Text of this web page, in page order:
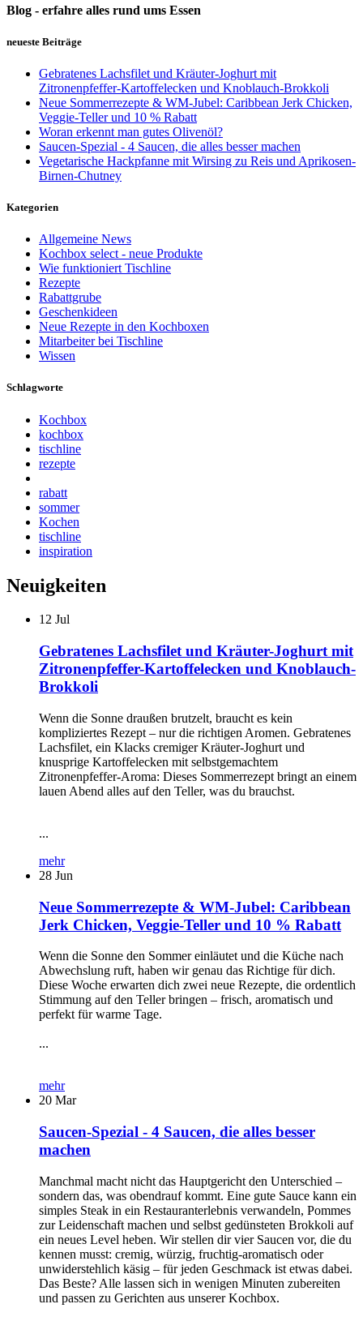
Blog - erfahre alles rund ums Essen
neueste Beiträge
Gebratenes Lachsfilet und Kräuter-Joghurt mit
Zitronenpfeffer-Kartoffelecken und Knoblauch-Brokkoli
Neue Sommerrezepte & WM-Jubel: Caribbean Jerk Chicken,
Veggie-Teller und 10 % Rabatt
Woran erkennt man gutes Olivenöl?
Saucen-Spezial - 4 Saucen, die alles besser machen
Vegetarische Hackpfanne mit Wirsing zu Reis und Aprikosen-
Birnen-Chutney
Kategorien
Allgemeine News
Kochbox select - neue Produkte
Wie funktioniert Tischline
Rezepte
Rabattgrube
Geschenkideen
Neue Rezepte in den Kochboxen
Mitarbeiter bei Tischline
Wissen
Schlagworte
Kochbox
kochbox
tischline
rezepte
rabatt
sommer
Kochen
tischline
inspiration
Neuigkeiten
12 Jul
Gebratenes Lachsfilet und Kräuter-Joghurt mit
Zitronenpfeffer-Kartoffelecken und Knoblauch-
Brokkoli
Wenn die Sonne draußen brutzelt, braucht es kein
kompliziertes Rezept – nur die richtigen Aromen. Gebratenes
Lachsfilet, ein Klacks cremiger Kräuter-Joghurt und
knusprige Kartoffelecken mit selbstgemachtem
Zitronenpfeffer-Aroma: Dieses Sommerrezept bringt an einem
lauen Abend alles auf den Teller, was du brauchst.
...
mehr
28 Jun
Neue Sommerrezepte & WM-Jubel: Caribbean
Jerk Chicken, Veggie-Teller und 10 % Rabatt
Wenn die Sonne den Sommer einläutet und die Küche nach
Abwechslung ruft, haben wir genau das Richtige für dich.
Diese Woche erwarten dich zwei neue Rezepte, die ordentlich
Stimmung auf den Teller bringen – frisch, aromatisch und
perfekt für warme Tage.
...
mehr
20 Mar
Saucen-Spezial - 4 Saucen, die alles besser
machen
Manchmal macht nicht das Hauptgericht den Unterschied –
sondern das, was obendrauf kommt. Eine gute Sauce kann ein
simples Steak in ein Restauranterlebnis verwandeln, Pommes
zur Leidenschaft machen und selbst gedünsteten Brokkoli auf
ein neues Level heben. Wir stellen dir vier Saucen vor, die du
kennen musst: cremig, würzig, fruchtig-aromatisch oder
unwiderstehlich käsig – für jeden Geschmack ist etwas dabei.
Das Beste? Alle lassen sich in wenigen Minuten zubereiten
und passen zu Gerichten aus unserer Kochbox.